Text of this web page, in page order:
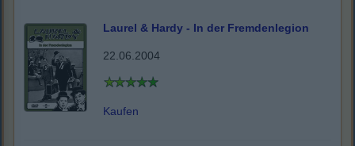
Laurel & Hardy - In der Fremdenlegion
22.06.2004
Kaufen